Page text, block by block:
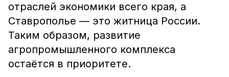
отраслей экономики всего края, а
Ставрополье — это житница России.
Таким образом, развитие
агропромышленного комплекса
остаётся в приоритете.